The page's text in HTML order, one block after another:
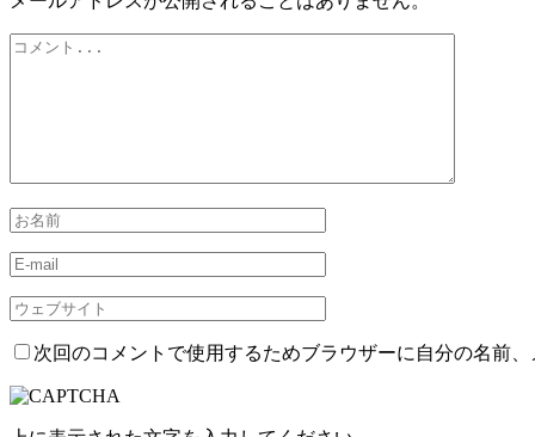
次回のコメントで使用するためブラウザーに自分の名前